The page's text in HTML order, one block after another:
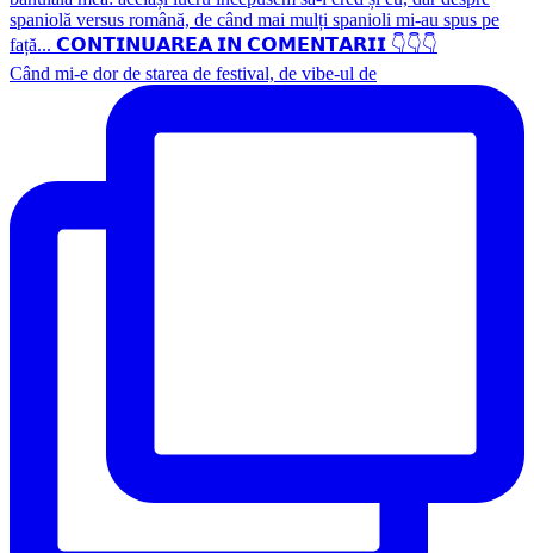
Când mi-e dor de starea de festival, de vibe-ul de